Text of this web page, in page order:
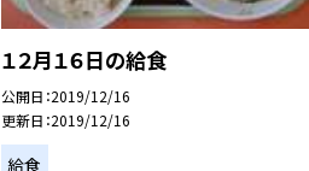
１２月１６日の給食
公開日 2019/12/16
更新日 2019/12/16
給食